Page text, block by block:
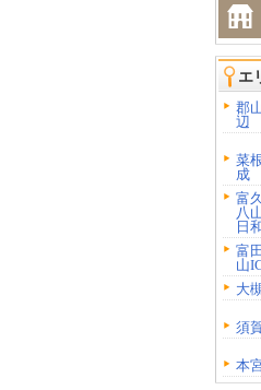
エ
郡
辺
菜
成
富
八
日
富
山
大
須
本